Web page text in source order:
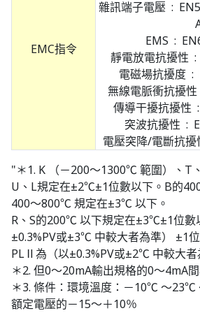
EMC指令
雜訊端子電壓 :
EMS :
靜電放電抗擾
電磁場抗擾度
無線電脈衝抗擾
傳導干擾抗擾
突波抗擾性 :
電壓突降/電斷抗
"＊1. K （－200～1300℃ 範圍）、T
U、L規定在±2℃±1位數以下。B的
400～800℃ 規定在±3℃ 以下。
R、S的200℃ 以下規定在±3℃±1位數
±0.3%PV或±3℃ 中較大者為準） ±1
PLⅡ為（以±0.3%PV或±2℃ 中較大者
＊2. 但0～20mA輸出規格的0～4mA
＊3. 條件：環境溫度：－10℃ ～23℃
額定電壓的－15～＋10％